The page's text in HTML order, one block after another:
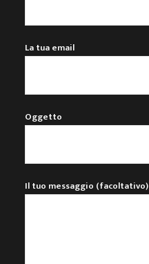
La tua email
Oggetto
Il tuo messaggio (facoltativo)